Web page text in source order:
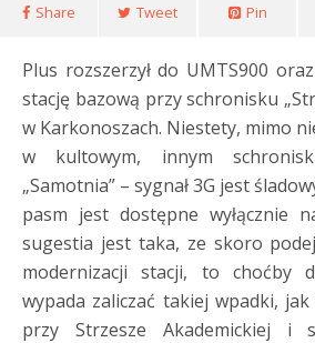
Share Tweet Pin
Plus rozszerzył do UMTS900
stację bazową przy schronisku
w Karkonoszach. Niestety, mimo
w kultowym, innym
„Samotnia” – sygnał 3G jest
pasm jest dostępne wyłącznie
sugestia jest taka, ze skoro
modernizacji stacji, to choćby
wypada zaliczać takiej wpadki,
przy Strzesze Akademickiej